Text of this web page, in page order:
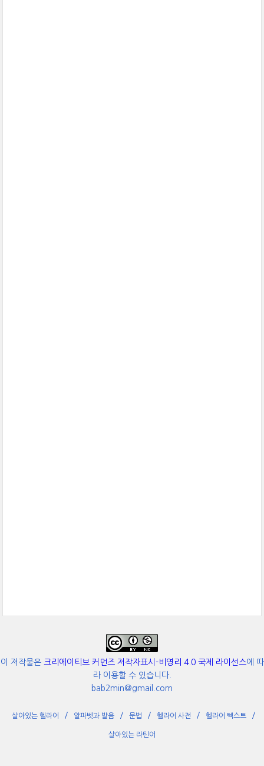
이 저작물은 크리에이티브 커먼즈 저작자표시-비영리 4.0 국제 라이선스에 따
라 이용할 수 있습니다.
bab2min@gmail.com
살아있는 헬라어 알파벳과 발음 문법 헬라어 사전 헬라어 텍스트
살아있는 라틴어